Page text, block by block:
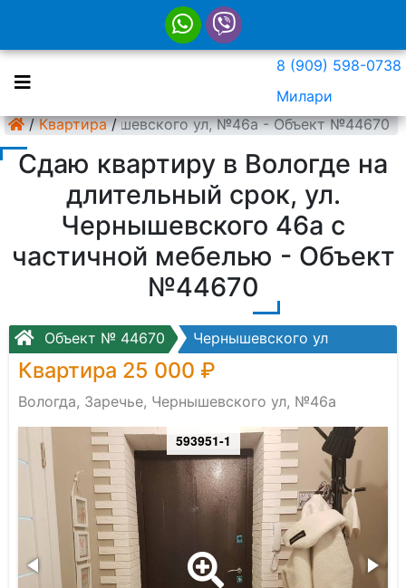
8 (909) 598-0738
Милари
/ Квартира /
Заречье, Чернышевского ул, №46а - Объект №44670
Сдаю квартиру в Вологде на
длительный срок, ул.
Чернышевского 46а с
частичной мебелью - Объект
№44670
Объект № 44670 Чернышевского ул
Квартира 25 000 ₽
Вологда, Заречье, Чернышевского ул, №46а
593951-1